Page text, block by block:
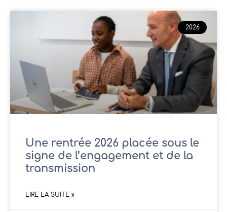
2026
Une rentrée 2026 placée sous le
signe de l’engagement et de la
transmission
LIRE LA SUITE »